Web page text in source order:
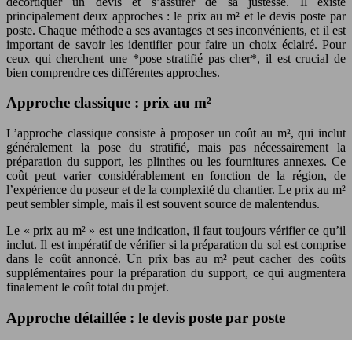
principalement deux approches : le prix au m² et le devis poste par
poste. Chaque méthode a ses avantages et ses inconvénients, et il est
important de savoir les identifier pour faire un choix éclairé. Pour
ceux qui cherchent une *pose stratifié pas cher*, il est crucial de
bien comprendre ces différentes approches.
Approche classique : prix au m²
L’approche classique consiste à proposer un coût au m², qui inclut
généralement la pose du stratifié, mais pas nécessairement la
préparation du support, les plinthes ou les fournitures annexes. Ce
coût peut varier considérablement en fonction de la région, de
l’expérience du poseur et de la complexité du chantier. Le prix au m²
peut sembler simple, mais il est souvent source de malentendus.
Le « prix au m² » est une indication, il faut toujours vérifier ce qu’il
inclut. Il est impératif de vérifier si la préparation du sol est comprise
dans le coût annoncé. Un prix bas au m² peut cacher des coûts
supplémentaires pour la préparation du support, ce qui augmentera
finalement le coût total du projet.
Approche détaillée : le devis poste par poste